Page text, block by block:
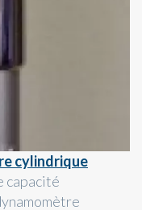
cylindrique
capacité